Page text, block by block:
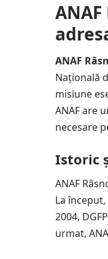
ANAF
Națională
misiune
ANAF are
necesare
Istoric
ANAF
La
2004,
urmat,